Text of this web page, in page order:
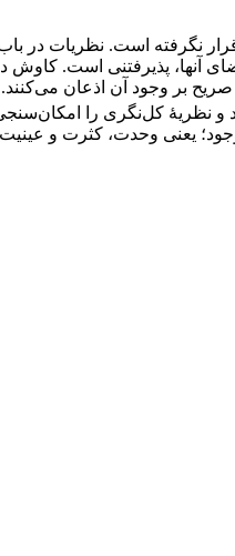
نگرفته است. نظریات در
پذیرفتنی است. کاوش
بر وجود آن اذعان
نظریۀ کل‌نگری را
یعنی وحدت، کثرت و عینیت